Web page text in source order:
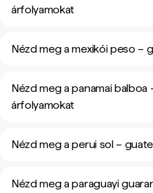
árfolyamokat
Nézd meg a mexikói peso –
Nézd meg a panamai balboa
árfolyamokat
Nézd meg a perui sol –
Nézd meg a paraguayi